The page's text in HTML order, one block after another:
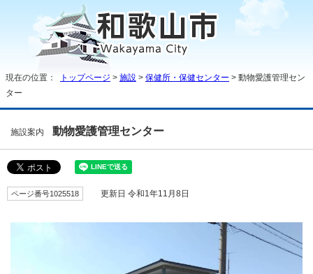
現在の位置： トップページ > 施設 > 保健所・保健センター > 動物愛護管理セン
ター
施設案内 動物愛護管理センター
ページ番号1025518 更新日 令和1年11月8日